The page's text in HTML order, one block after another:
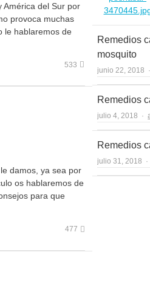
América del Sur por
provoca muchas
le hablaremos de
533
damos, ya sea por
os hablaremos de
para que
477
Remedios
mosquito
junio 22, 2018
Remedios
julio 4, 2018
Remedios
julio 31, 2018